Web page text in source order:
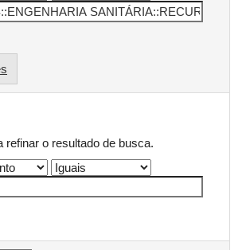
refinar o resultado de busca.